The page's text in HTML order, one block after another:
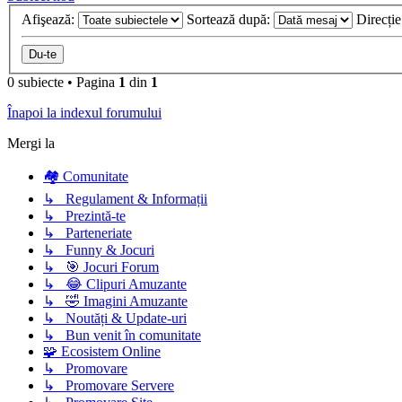
Afişează:
Sortează după:
0 subiecte • Pagina 1 din 1
Înapoi la indexul forumului
Mergi la
🏘️ Comunitate
↳ Regulament & Informații
↳ Prezintă-te
↳ Parteneriate
↳ Funny & Jocuri
↳ 🎯 Jocuri Forum
↳ 😂 Clipuri Amuzante
↳ 🤣 Imagini Amuzante
↳ Noutăți & Update-uri
↳ Bun venit în comunitate
🧩 Ecosistem Online
↳ Promovare
↳ Promovare Servere